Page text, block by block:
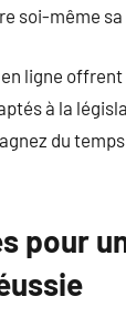
soi-même
ligne
à la
du
pour